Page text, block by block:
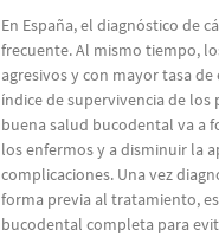
En España, el diagnóstico de
frecuente. Al mismo tiempo,
agresivos y con mayor tasa
índice de supervivencia de los
buena salud bucodental va a
los enfermos y a disminuir la
complicaciones. Una vez
forma previa al tratamiento,
bucodental completa para